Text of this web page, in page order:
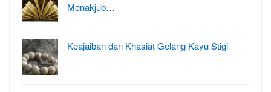
Menakjub…
Keajaiban dan Khasiat Gelang Kayu Stigi